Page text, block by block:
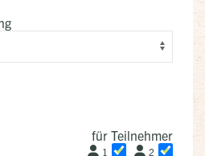
für Teilnehmer
1 2